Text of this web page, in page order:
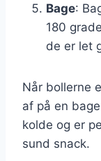
Bage:
180
de er let
Når bollerne
af på en
kolde og er
sund snack.